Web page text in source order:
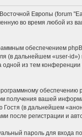
Европы (forum
во время любой из
обеспечением
(в дальнейшем «user-
из тем
обеспечению
получения вашей
(в дальнейшем
после регистрации и
пароль для входа